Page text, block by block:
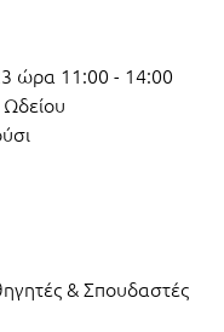
ώρα 11:00 - 14:00
& Σπουδαστές